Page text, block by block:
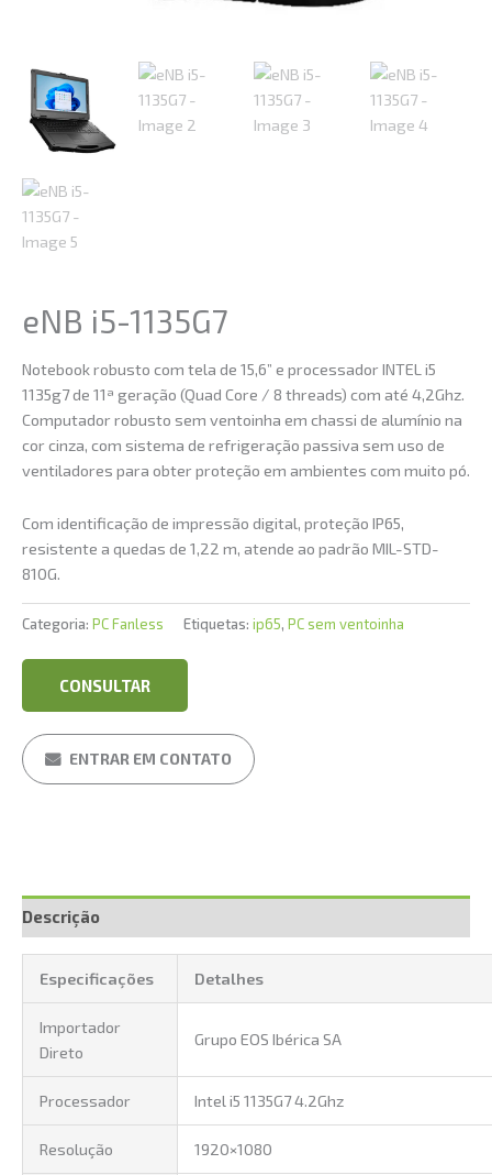
eNB i5-1135G7
Notebook robusto com tela de 15,6” e processador INTEL i5
1135g7 de 11ª geração (Quad Core / 8 threads) com até 4,2Ghz.
Computador robusto sem ventoinha em chassi de alumínio na
cor cinza, com sistema de refrigeração passiva sem uso de
ventiladores para obter proteção em ambientes com muito pó.
Com identificação de impressão digital, proteção IP65,
resistente a quedas de 1,22 m, atende ao padrão MIL-STD-
810G.
Categoria: PC Fanless Etiquetas: ip65, PC sem ventoinha
CONSULTAR
ENTRAR EM CONTATO
Descrição
Especificações Detalhes
Importador
Direto
Grupo EOS Ibérica SA
Processador Intel i5 1135G7 4.2Ghz
Resolução 1920×1080